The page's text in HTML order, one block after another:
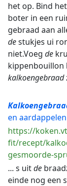
het op. Bind
boter in een
gebraad aan
destukjes ui
niet.Voeg de
kippenbouillon
kalkoengebraad
en
https://
fit/recept/
gesmoorde-
... s uitde
einde nog een